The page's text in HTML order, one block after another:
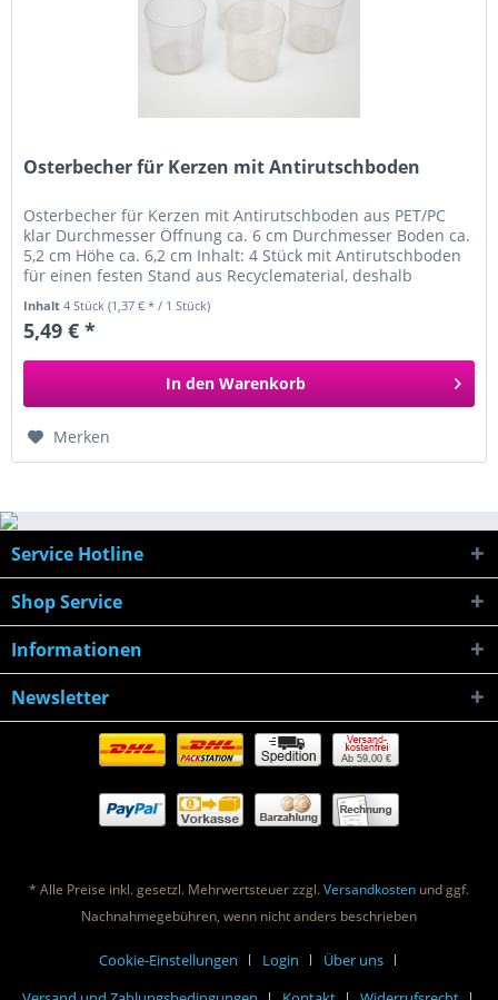
Osterbecher für Kerzen mit Antirutschboden
Osterbecher für Kerzen mit Antirutschboden aus PET/PC
klar Durchmesser Öffnung ca. 6 cm Durchmesser Boden ca.
5,2 cm Höhe ca. 6,2 cm Inhalt: 4 Stück mit Antirutschboden
für einen festen Stand aus Recyclematerial, deshalb
Inhalt4 Stück(1,37 € * / 1 Stück)
5,49 € *
In den Warenkorb
Merken
Service Hotline
Shop Service
Informationen
Newsletter
Ab 59,00 €
* Alle Preise inkl. gesetzl. Mehrwertsteuer zzgl.Versandkosten und ggf.
Nachnahmegebühren, wenn nicht anders beschrieben
Cookie-Einstellungen Login
Über uns